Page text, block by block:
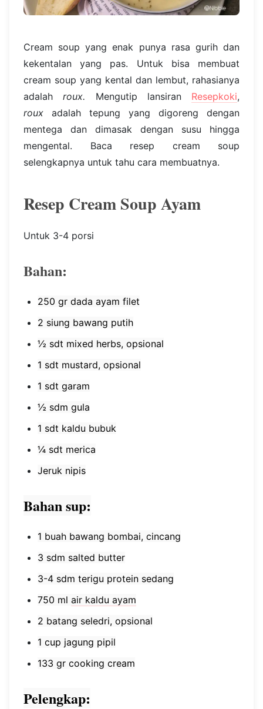
Cream soup yang enak punya rasa gurih dan
kekentalan yang pas. Untuk bisa membuat
cream soup yang kental dan lembut, rahasianya
adalahroux. Mengutip lansiran Resepkoki,
roux adalah tepung yang digoreng dengan
mentega dan dimasak dengan susu hingga
mengental. Baca resep cream soup
selengkapnya untuk tahu cara membuatnya.
Resep Cream Soup Ayam
Untuk 3-4 porsi
Bahan:
250 gr dada ayam filet
2 siung bawang putih
½ sdt mixed herbs, opsional
1 sdt mustard, opsional
1 sdt garam
½ sdm gula
1 sdt kaldu bubuk
¼ sdt merica
Jeruk nipis
Bahan sup:
1 buah bawang bombai, cincang
3 sdm salted butter
3-4 sdm terigu protein sedang
750 ml air kaldu ayam
2 batang seledri, opsional
1 cup jagung pipil
133 gr cooking cream
Pelengkap: